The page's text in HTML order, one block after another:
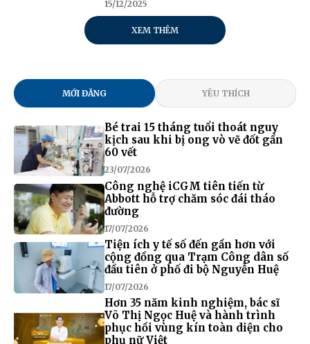
15/12/2025
XEM THÊM
MỚI ĐĂNG YÊU THÍCH
Bé trai 15 tháng tuổi thoát nguy
kịch sau khi bị ong vò vẽ đốt gần
60 vết
23/07/2026
Công nghệ iCGM tiên tiến từ
Abbott hỗ trợ chăm sóc đái tháo
đường
17/07/2026
Tiện ích y tế số đến gần hơn với
cộng đồng qua Trạm Công dân số
đầu tiên ở phố đi bộ Nguyễn Huệ
17/07/2026
Hơn 35 năm kinh nghiệm, bác sĩ
Võ Thị Ngọc Huệ và hành trình
phục hồi vùng kín toàn diện cho
phụ nữ Việt